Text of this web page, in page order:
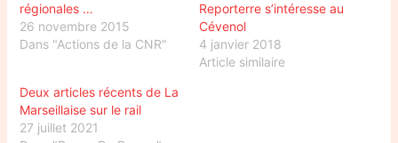
régionales …
26 novembre 2015
Dans "Actions de la CNR"
Reporterre s’intéresse au
Cévenol
4 janvier 2018
Article similaire
Deux articles récents de La
Marseillaise sur le rail
27 juillet 2021